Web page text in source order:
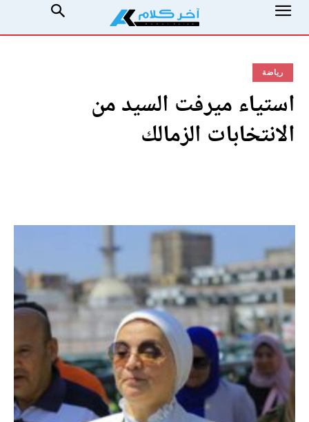
رياضة
استياء ميرفت السيد من
الانتخابات الزمالك